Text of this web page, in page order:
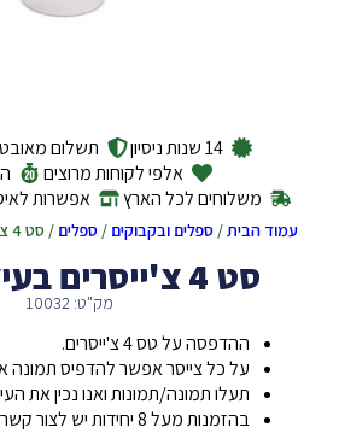
14 שנות ניסיון תשלום
אלפי לקוחות מרוצים
משלוחים לכל הארץ
אפשרות
עמוד הבית/ספלים ובקבוקים /ספלים / סט 4 צ'ייסרים בעיצוב אישי
סט 4 צ'ייסרים בעיצוב אישי
מק"ט: 10032
ההדפסה על טס 4 צ'ייסרים.
על כל צייסר אפשר להדפיס תמונה
תעלו תמונה/תמונות ואנו נכין את
בהזמנות מעל 8 יחידות יש לצור קשר איתנו.